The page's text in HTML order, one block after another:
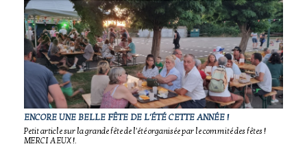
ENCORE UNE BELLE FÊTE DE L'ÉTÉ CETTE ANNÉE !
Petit article sur la grande fête de l'été organisée par le commité des fêtes !
MERCI A EUX !.